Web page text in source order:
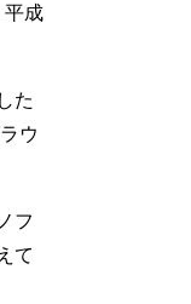
平成
た
ウ
フ
て